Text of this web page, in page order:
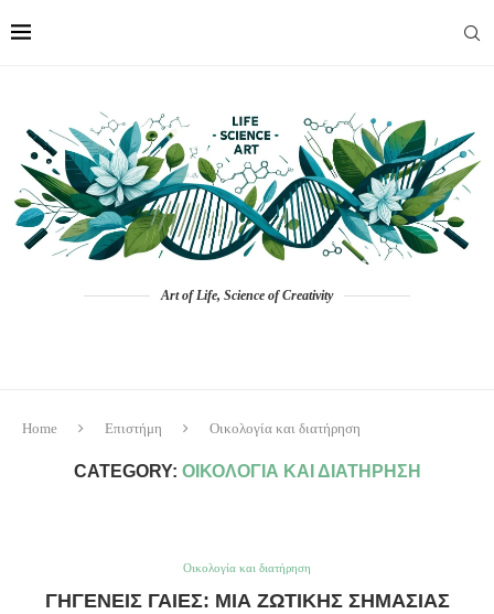
Art of Life, Science of Creativity
Home Επιστήμη Οικολογία και διατήρηση
CATEGORY: ΟΙΚΟΛΟΓΊΑ ΚΑΙ ΔΙΑΤΉΡΗΣΗ
Οικολογία και διατήρηση
ΓΗΓΕΝΕΊΣ ΓΑΊΕΣ: ΜΙΑ ΖΩΤΙΚΉΣ ΣΗΜΑΣΊΑΣ